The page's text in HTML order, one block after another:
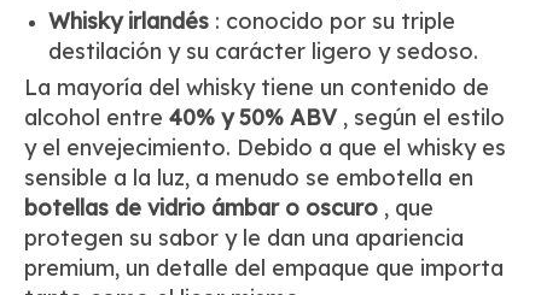
Whisky irlandés : conocido por su triple
destilación y su carácter ligero y sedoso.
La mayoría del whisky tiene un contenido de
alcohol entre 40% y 50% ABV , según el estilo
y el envejecimiento. Debido a que el whisky es
sensible a la luz, a menudo se embotella en
botellas de vidrio ámbar o oscuro , que
protegen su sabor y le dan una apariencia
premium, un detalle del empaque que importa